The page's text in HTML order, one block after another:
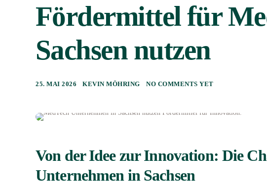
Fördermittel für
Sachsen nutzen
25. MAI 2026 KEVIN MÖHRING NO COMMENTS YET
Von der Idee zur Innovation: Die
Unternehmen in Sachsen